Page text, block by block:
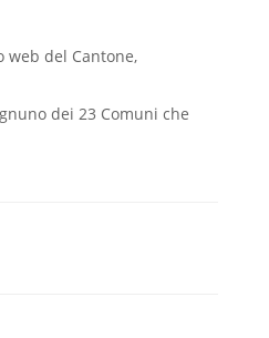
web del Cantone,
dei 23 Comuni che